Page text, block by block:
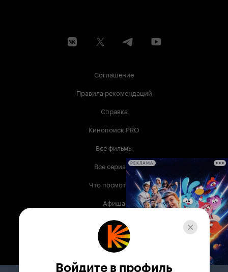
Соглашение
Правила рекомендаций
Справка
Кинопоиск PRO
Все фильмы
Все сериалы
Что посмотреть
Афиша
Музыка
Телепрограмма
РЕКЛАМА
Войдите в профиль